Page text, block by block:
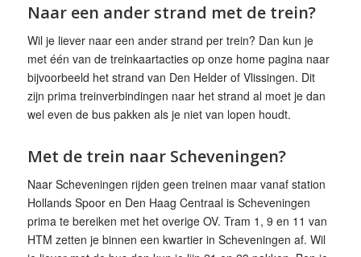
Naar een ander strand met de trein?
Wil je liever naar een ander strand per trein? Dan kun je
met één van de treinkaartacties op onze home pagina naar
bijvoorbeeld het strand van Den Helder of Vlissingen. Dit
zijn prima treinverbindingen naar het strand al moet je dan
wel even de bus pakken als je niet van lopen houdt.
Met de trein naar Scheveningen?
Naar Scheveningen rijden geen treinen maar vanaf station
Hollands Spoor en Den Haag Centraal is Scheveningen
prima te bereiken met het overige OV. Tram 1, 9 en 11 van
HTM zetten je binnen een kwartier in Scheveningen af. Wil